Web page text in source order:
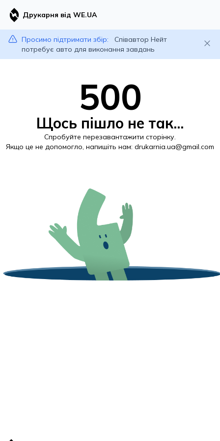
Друкарня від WE.UA
Просимо підтримати збір:
Співавтор Нейт
потребує авто для виконання завдань
500
Щось пішло не так...
Спробуйте перезавантажити сторінку.
Якщо це не допомогло, напишіть нам: drukarnia.ua@gmail.com